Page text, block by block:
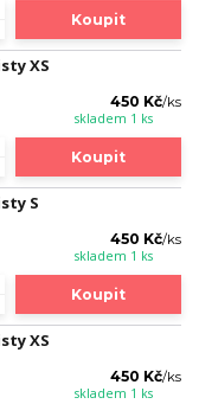
Koupit
XS
450 Kč/ks
skladem 1 ks
Koupit
S
450 Kč/ks
skladem 1 ks
Koupit
XS
450 Kč/ks
skladem 1 ks